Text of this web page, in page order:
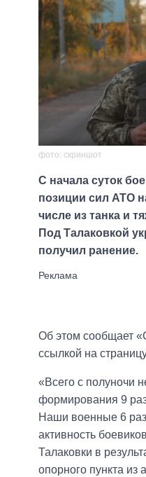
фото: скриншот
С начала суток
позиции сил АТО
числе из танка и
Под Талаковкой
получил ранение.
Об этом сообщает
ссылкой на
«Всего с полуночи
формирования 9
Наши военные 6
активность
Талаковки в
опорного пункта из